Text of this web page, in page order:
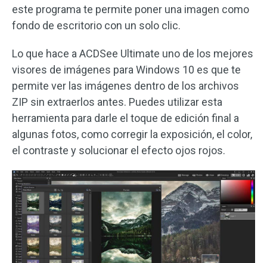
este programa te permite poner una imagen como
fondo de escritorio con un solo clic.
Lo que hace a ACDSee Ultimate uno de los mejores
visores de imágenes para Windows 10 es que te
permite ver las imágenes dentro de los archivos
ZIP sin extraerlos antes. Puedes utilizar esta
herramienta para darle el toque de edición final a
algunas fotos, como corregir la exposición, el color,
el contraste y solucionar el efecto ojos rojos.